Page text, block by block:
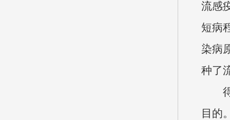
流感
短病
染病
种了
目的